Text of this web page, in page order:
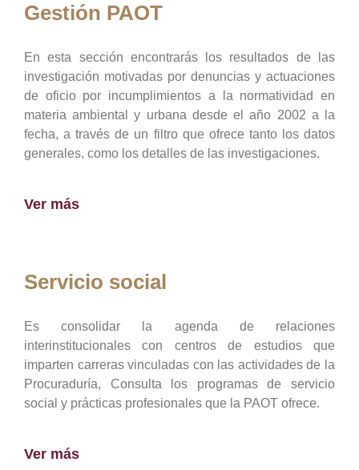
Gestión PAOT
En esta sección encontrarás los resultados de las
investigación motivadas por denuncias y actuaciones
de oficio por incumplimientos a la normatividad en
materia ambiental y urbana desde el año 2002 a la
fecha, a través de un filtro que ofrece tanto los datos
generales, como los detalles de las investigaciones.
Ver más
Servicio social
Es consolidar la agenda de relaciones
interinstitucionales con centros de estudios que
imparten carreras vinculadas con las actividades de la
Procuraduría, Consulta los programas de servicio
social y prácticas profesionales que la PAOT ofrece.
Ver más